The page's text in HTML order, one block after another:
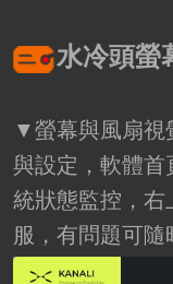
水冷頭螢
▼螢幕與風扇視
與設定，軟體首
統狀態監控，右
服，有問題可隨